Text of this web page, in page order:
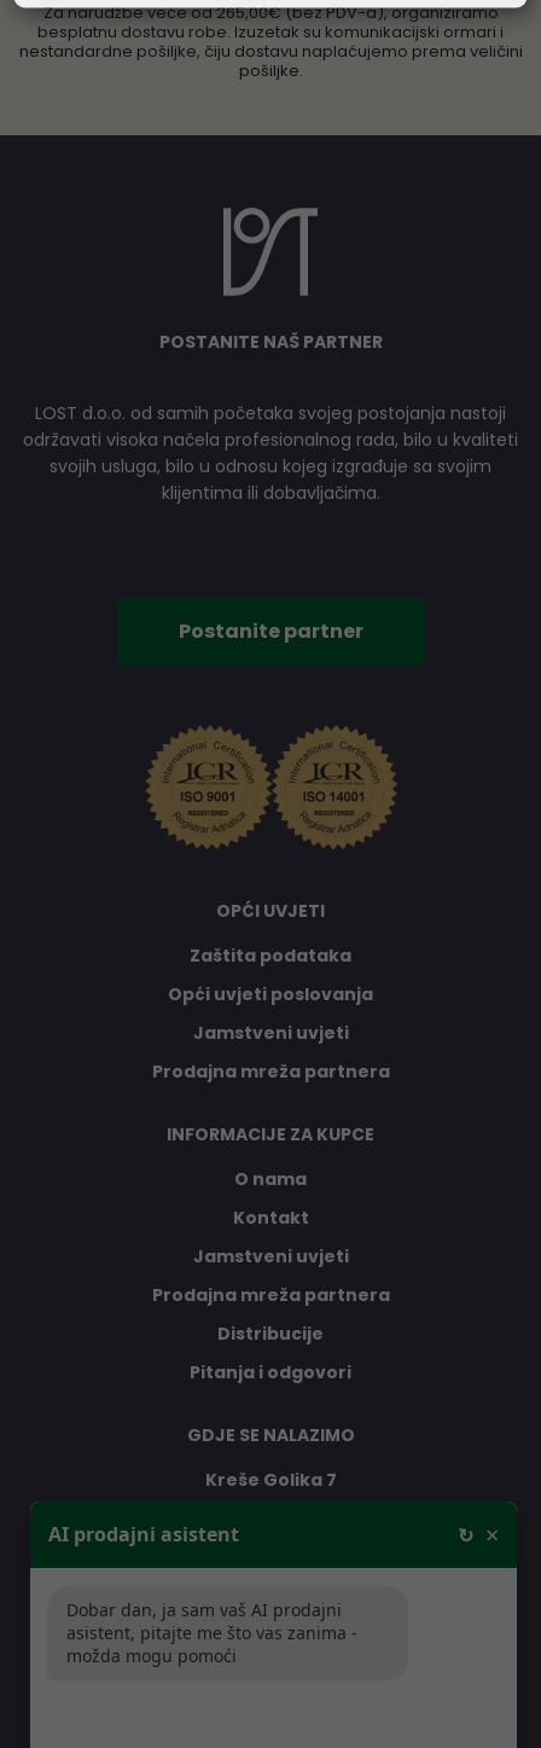
Za narudžbe veće od 265,00€ (bez PDV-a), organiziramo
besplatnu dostavu robe. Izuzetak su komunikacijski ormari i
nestandardne pošiljke, čiju dostavu naplaćujemo prema veličini
pošiljke.
POSTANITE NAŠ PARTNER
LOST d.o.o. od samih početaka svojeg postojanja nastoji
održavati visoka načela profesionalnog rada, bilo u kvaliteti
svojih usluga, bilo u odnosu kojeg izgrađuje sa svojim
klijentima ili dobavljačima.
Postanite partner
OPĆI UVJETI
Zaštita podataka
Opći uvjeti poslovanja
Jamstveni uvjeti
Prodajna mreža partnera
INFORMACIJE ZA KUPCE
O nama
Kontakt
Jamstveni uvjeti
Prodajna mreža partnera
Distribucije
Pitanja i odgovori
GDJE SE NALAZIMO
Kreše Golika 7
RADNO VRIJEME
Pon-Čet: 08:30 - 16:30h
AI prodajni asistent ↻ ×
Dobar dan, ja sam vaš AI prodajni
asistent, pitajte me što vas zanima -
možda mogu pomoći